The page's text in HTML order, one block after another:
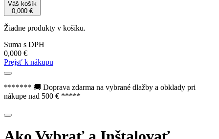
Váš košík
0,000 €
Žiadne produkty v košíku.
Suma s DPH
0,000 €
Prejsť k nákupu
******* 🚚 Doprava zdarma na vybrané dlažby a obklady pri
nákupe nad 500 € *****